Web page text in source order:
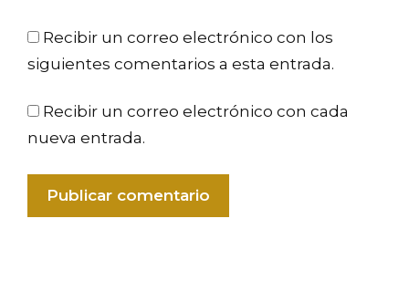
Recibir un correo electrónico con los
siguientes comentarios a esta entrada.
Recibir un correo electrónico con cada
nueva entrada.